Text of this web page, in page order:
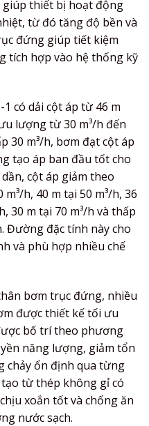
thiết bị hoạt động
từ đó tăng độ bền và
đứng giúp tiết kiệm
tích hợp vào hệ thống kỹ
có dải cột áp từ 46 m
lượng từ 30 m³/h đến
30 m³/h, bơm đạt cột áp
tạo áp ban đầu tốt cho
cột áp giảm theo
h, 40 m tại 50 m³/h, 36
30 m tại 70 m³/h và thấp
Đường đặc tính này cho
và phù hợp nhiều chế
bơm trục đứng, nhiều
được thiết kế tối ưu
bố trí theo phương
năng lượng, giảm tổn
chảy ổn định qua từng
từ thép không gỉ có
xoắn tốt và chống ăn
nước sạch.